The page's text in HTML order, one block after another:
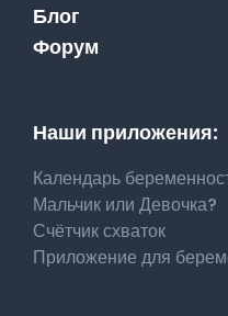
Блог
Форум
Наши приложения:
Календарь
Мальчик или Девочка?
Счётчик схваток
Приложение для